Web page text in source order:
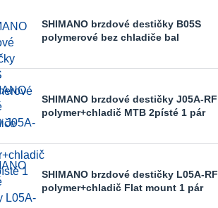
SHIMANO brzdové destičky B05S
polymerové bez chladiče bal
SHIMANO brzdové destičky J05A-RF
polymer+chladič MTB 2písté 1 pár
SHIMANO brzdové destičky L05A-RF
polymer+chladič Flat mount 1 pár